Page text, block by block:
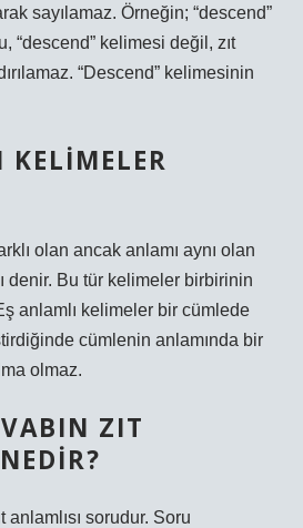
sayılamaz. Örneğin; “descend”
“descend” kelimesi değil, zıt
“Descend” kelimesinin
KELIMELER
olan ancak anlamı aynı olan
denir. Bu tür kelimeler birbirinin
anlamlı kelimeler bir cümlede
cümlenin anlamında bir
olmaz.
ZIT
sorudur. Soru